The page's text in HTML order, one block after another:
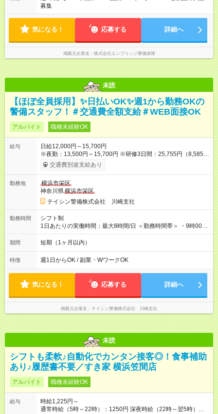
募集
気になる！ 応募する 詳細へ
掲載元企業名 株式会社エンブリッジ警備保障
未読
【ほぼ全員採用】✨日払いOK✨週1から勤務OKの
警備スタッフ！＃交通費全額支給＃WEB面接OK
アルバイト 職種未経験OK
給与
日給12,000円～15,700円
※夜勤：13,500円～15,700円 ※研修3日間：25,755円（8,585円
×3日間／計21時間） ✅早上がりでも日給全額保証◎ ✅寮完備！
即入居OK！ ✅週1日～勤務OK ✅週5日勤務×フルタイムも可能 ✅
得費用は会社が全額負担します。 ＜＜ ✨紹介報奨金キャンペー
ン✨ ＞＞ 紹介する側＆入社する側も嬉しい制度！ 条件に応じ
て、下記報奨金を支給♪ ■紹介者：最大10万円 ■入社者：最大5万
円 ■入社者（即戦力）：最大7万円 【試用期間】試用期間あり 試
用期間の長さ：2ヶ月 雇用形態、給与は本採用時と同じです。
交通費別途支給あり
勤務地
横浜市栄区
神奈川県横浜市栄区
テイシン警備株式会社 川崎支社
勤務時間
シフト制
1日あたりの実働時間：最大8時間/日 ＜勤務時間帯＞ ・9時00分
～18時00分 ・20時00分～05時00分 ◎週1日から勤務可能で、1
週間ごとの自己申告制シフトを採用。短期勤務や副業としての
イフスタイルに合わせた働き方ができます。有給休暇も積極的
に取得可能です！
期間 短期（1ヶ月以内）
特徴 週1日からOK / 副業・WワークOK
気になる！ 応募する 詳細へ
掲載元企業名 テイシン警備株式会社 川崎支社
未読
シフトも柔軟♪自動化でカンタン接客◎！食事補助
あり♪履歴書不要／すき家 横浜笠間店
アルバイト 職種未経験OK
給与
時給1,225円～
通常時給（5時～22時）：1250円 深夜時給（22時～翌5時）：